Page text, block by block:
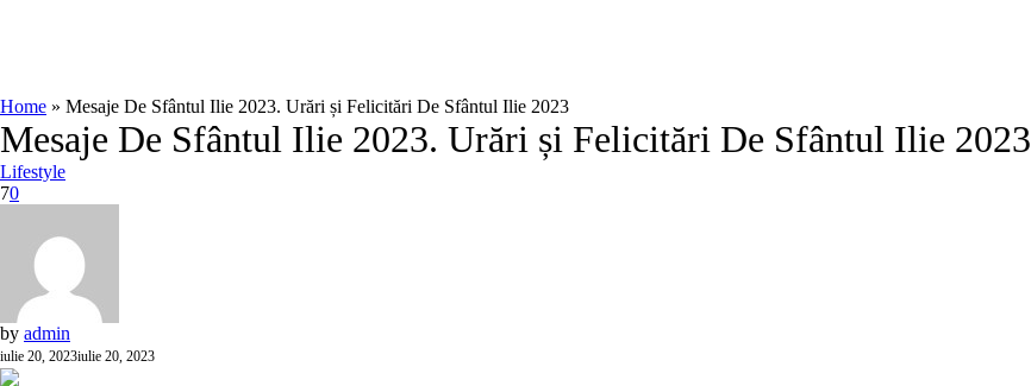
Home » Mesaje De Sfântul Ilie 2023. Urări și Felicitări De Sfântul Ilie 2023
Mesaje De Sfântul Ilie 2023. Urări și Felicitări De Sfântul Ilie 2023
Lifestyle
70
by admin
iulie 20, 2023iulie 20, 2023